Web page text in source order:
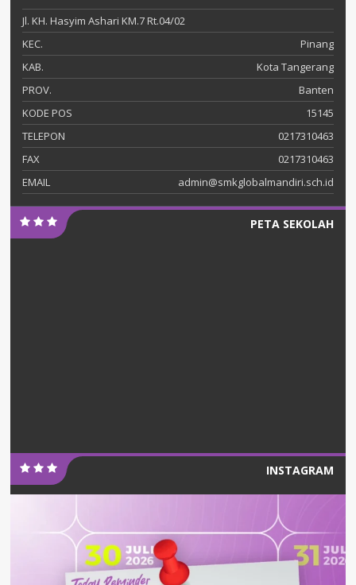
Jl. KH. Hasyim Ashari KM.7 Rt.04/02
KEC.
Pinang
KAB.
Kota Tangerang
PROV.
Banten
KODE POS
15145
TELEPON
0217310463
FAX
0217310463
EMAIL
admin@smkglobalmandiri.sch.id
PETA SEKOLAH
INSTAGRAM